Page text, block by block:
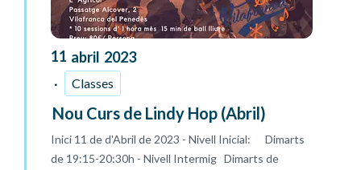
11 abril 2023
Classes
Nou Curs de Lindy Hop (Abril)
Inici 11 de d'Abril de 2023 - Nivell Inicial: Dimarts
de 19:15-20:30h - Nivell Intermig Dimarts de